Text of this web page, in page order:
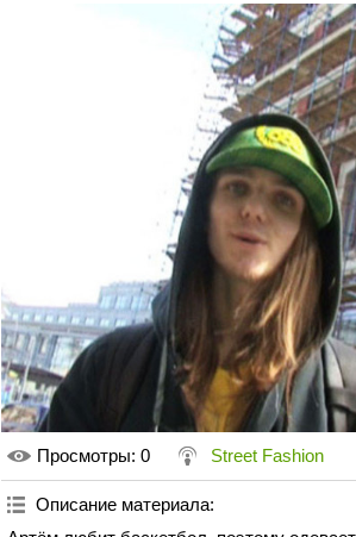
Просмотры: 0 Street Fashion
Описание материала: